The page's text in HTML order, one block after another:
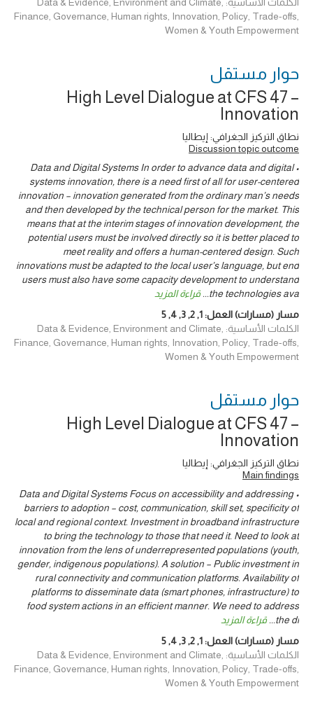
Finance, Governance, Human rights, Innovation, Policy, Trade-offs,
Women & Youth Empowerment
حوار ‎مستقل
High Level Dialogue at CFS 47 –
Innovation
نطاق التركيز الجغرافي: إيطاليا
Discussion topic outcome
• Data and Digital Systems In order to advance data and digital
systems innovation, there is a need first of all for user-centered
innovation – innovation generated from the ordinary man’s needs
and then developed by the technical person for the market. This
means that at the interim stages of innovation development, the
potential users must be involved directly so it is better placed to
meet reality and offers a human-centered design. Such
innovations must be adapted to the local user’s language, but end
users must also have some capacity development to understand
the technologies ava
... قراءة المزيد
مسار (مسارات) العمل:1
,
2
,
3
,
4
,
5
الكلمات الأساسية: Data & Evidence, Environment and Climate,
Finance, Governance, Human rights, Innovation, Policy, Trade-offs,
Women & Youth Empowerment
حوار ‎مستقل
High Level Dialogue at CFS 47 –
Innovation
نطاق التركيز الجغرافي: إيطاليا
Main findings
• Data and Digital Systems Focus on accessibility and addressing
barriers to adoption – cost, communication, skill set, specificity of
local and regional context. Investment in broadband infrastructure
to bring the technology to those that need it. Need to look at
innovation from the lens of underrepresented populations (youth,
gender, indigenous populations). A solution – Public investment in
rural connectivity and communication platforms. Availability of
platforms to disseminate data (smart phones, infrastructure) to
food system actions in an efficient manner. We need to address
the di
... قراءة المزيد
مسار (مسارات) العمل:1
,
2
,
3
,
4
,
5
الكلمات الأساسية: Data & Evidence, Environment and Climate,
Finance, Governance, Human rights, Innovation, Policy, Trade-offs,
Women & Youth Empowerment